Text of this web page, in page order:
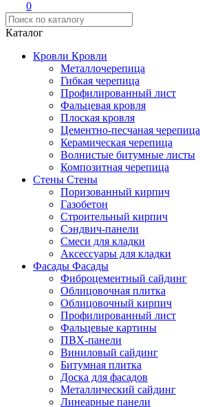
0
Каталог
Кровли Кровли
Металлочерепица
Гибкая черепица
Профилированный лист
Фальцевая кровля
Плоская кровля
Цементно-песчаная черепица
Керамическая черепица
Волнистые битумные листы
Композитная черепица
Стены Стены
Поризованный кирпич
Газобетон
Строительный кирпич
Сэндвич-панели
Смеси для кладки
Аксессуары для кладки
Фасады Фасады
Фиброцементный сайдинг
Облицовочная плитка
Облицовочный кирпич
Профилированный лист
Фальцевые картины
ПВХ-панели
Виниловый сайдинг
Битумная плитка
Доска для фасадов
Металлический сайдинг
Линеарные панели